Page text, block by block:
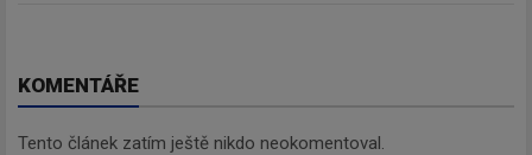
KOMENTÁŘE
Tento článek zatím ještě nikdo neokomentoval.